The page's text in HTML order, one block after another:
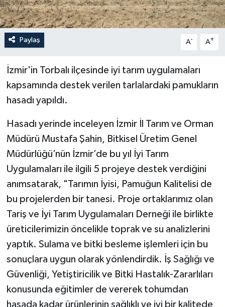
Paylaş A- A+
İzmir'in Torbalı ilçesinde iyi tarım uygulamaları
kapsamında destek verilen tarlalardaki pamukların
hasadı yapıldı.
Hasadı yerinde inceleyen İzmir İl Tarım ve Orman
Müdürü Mustafa Şahin, Bitkisel Üretim Genel
Müdürlüğü’nün İzmir’de bu yıl İyi Tarım
Uygulamaları ile ilgili 5 projeye destek verdiğini
anımsatarak, "Tarımın İyisi, Pamuğun Kalitelisi de
bu projelerden bir tanesi. Proje ortaklarımız olan
Tariş ve İyi Tarım Uygulamaları Derneği ile birlikte
üreticilerimizin öncelikle toprak ve su analizlerini
yaptık. Sulama ve bitki besleme işlemleri için bu
sonuçlara uygun olarak yönlendirdik. İş Sağlığı ve
Güvenliği, Yetiştiricilik ve Bitki Hastalık-Zararlıları
konusunda eğitimler de vererek tohumdan
hasada kadar ürünlerinin sağlıklı ve iyi bir kalitede